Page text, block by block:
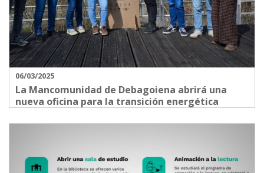
06/03/2025
La Mancomunidad de Debagoiena abrirá una
nueva oficina para la transición energética